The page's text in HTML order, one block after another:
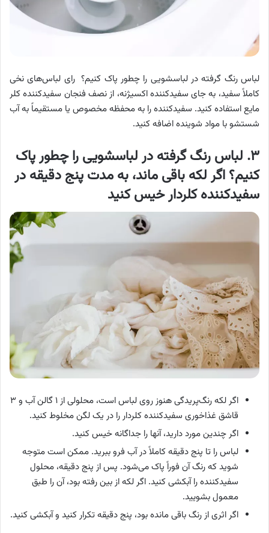
لباس رنگ گرفته در لباسشویی را چطور پاک کنیم؟ رای لباس‌های نخی
کاملاً سفید، به جای سفیدکننده اکسیژنه، از نصف فنجان سفیدکننده کلر
مایع استفاده کنید. سفیدکننده را به محفظه مخصوص یا مستقیماً به آب
شستشو با مواد شوینده اضافه کنید.
۳. لباس رنگ گرفته در لباسشویی را چطور پاک
کنیم؟ اگر لکه باقی ماند، به مدت پنج دقیقه در
سفیدکننده کلردار خیس کنید
اگر لکه رنگ‌پریدگی هنوز روی لباس است، محلولی از ۱ گالن آب و ۳
قاشق غذاخوری سفیدکننده کلردار را در یک لگن مخلوط کنید.
اگر چندین مورد دارید، آنها را جداگانه خیس کنید.
لباس را تا پنج دقیقه کاملاً در آب فرو ببرید. ممکن است متوجه
شوید که رنگ آن فوراً پاک می‌شود. پس از پنج دقیقه، محلول
سفیدکننده را آبکشی کنید. اگر لکه از بین رفته بود، آن را طبق
معمول بشویید.
اگر اثری از رنگ باقی مانده بود، پنج دقیقه تکرار کنید و آبکشی کنید.